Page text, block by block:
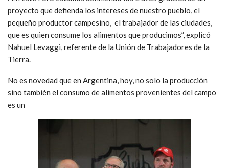
proyecto que defienda los intereses de nuestro pueblo, el
pequeño productor campesino, el trabajador de las ciudades,
que es quien consume los alimentos que producimos”, explicó
Nahuel Levaggi, referente de la Unión de Trabajadores de la
Tierra.
No es novedad que en Argentina, hoy, no solo la producción
sino también el consumo de alimentos provenientes del campo
es un